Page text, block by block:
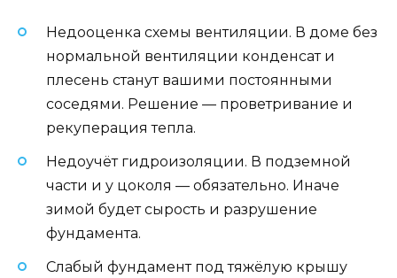
Недооценка схемы вентиляции. В доме без
нормальной вентиляции конденсат и
плесень станут вашими постоянными
соседями. Решение — проветривание и
рекуперация тепла.
Недоучёт гидроизоляции. В подземной
части и у цоколя — обязательно. Иначе
зимой будет сырость и разрушение
фундамента.
Слабый фундамент под тяжёлую крышу